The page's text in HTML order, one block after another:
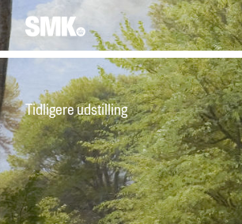
Tidligere udstilling